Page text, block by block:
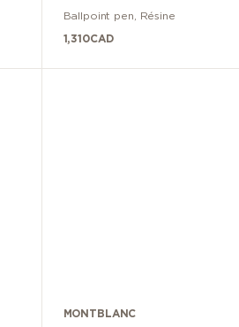
Ballpoint pen Résine
1,310CAD
MONTBLANC